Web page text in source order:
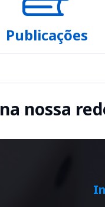
Publicações
nossa